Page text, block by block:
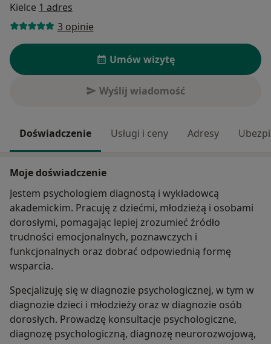
Kielce 1 adres
3 opinie
Umów wizytę
Wyślij wiadomość
Doświadczenie Usługi i ceny Adresy
Moje doświadczenie
Jestem psychologiem diagnostą i wykładowcą
akademickim. Pracuję z dziećmi, młodzieżą i osobami
dorosłymi, pomagając lepiej zrozumieć źródło
trudności emocjonalnych, poznawczych i
funkcjonalnych oraz dobrać odpowiednią formę
wsparcia.
Specjalizuję się w diagnozie psychologicznej, w tym w
diagnozie dzieci i młodzieży oraz w diagnozie osób
dorosłych. Prowadzę konsultacje psychologiczne,
diagnozę psychologiczną, diagnozę neurorozwojową,